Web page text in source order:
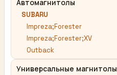
Автомагнитолы
SUBARU
Impreza;Forester
Impreza;Forester;XV
Outback
Универсальные магнитолы